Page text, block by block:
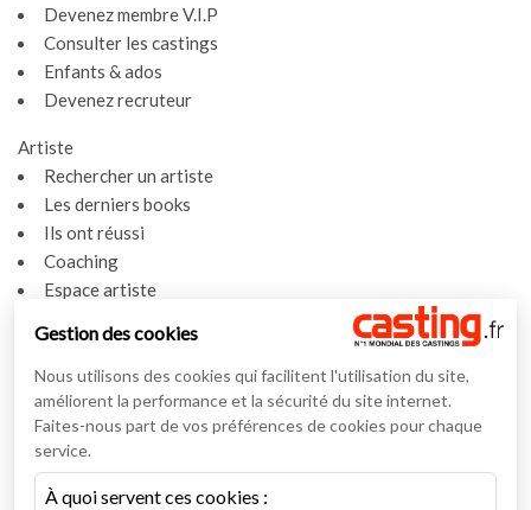
Devenez membre V.I.P
Consulter les castings
Enfants & ados
Devenez recruteur
Artiste
Rechercher un artiste
Les derniers books
Ils ont réussi
Coaching
Espace artiste
Actualités
Actualités
Vidéos
Interviews
Nos interviews
Lexique
Gestion des cookies
Nous utilisons des cookies qui facilitent l'utilisation du site,
améliorent la performance et la sécurité du site internet.
Faites-nous part de vos préférences de cookies pour chaque
service.
À quoi servent ces cookies :